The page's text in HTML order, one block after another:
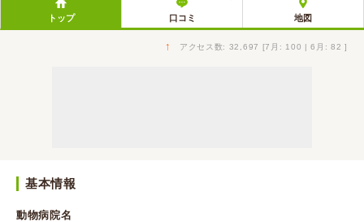
トップ 口コミ 地図
↑ アクセス数: 32,697 [7月: 100 | 6月: 82 ]
基本情報
動物病院名